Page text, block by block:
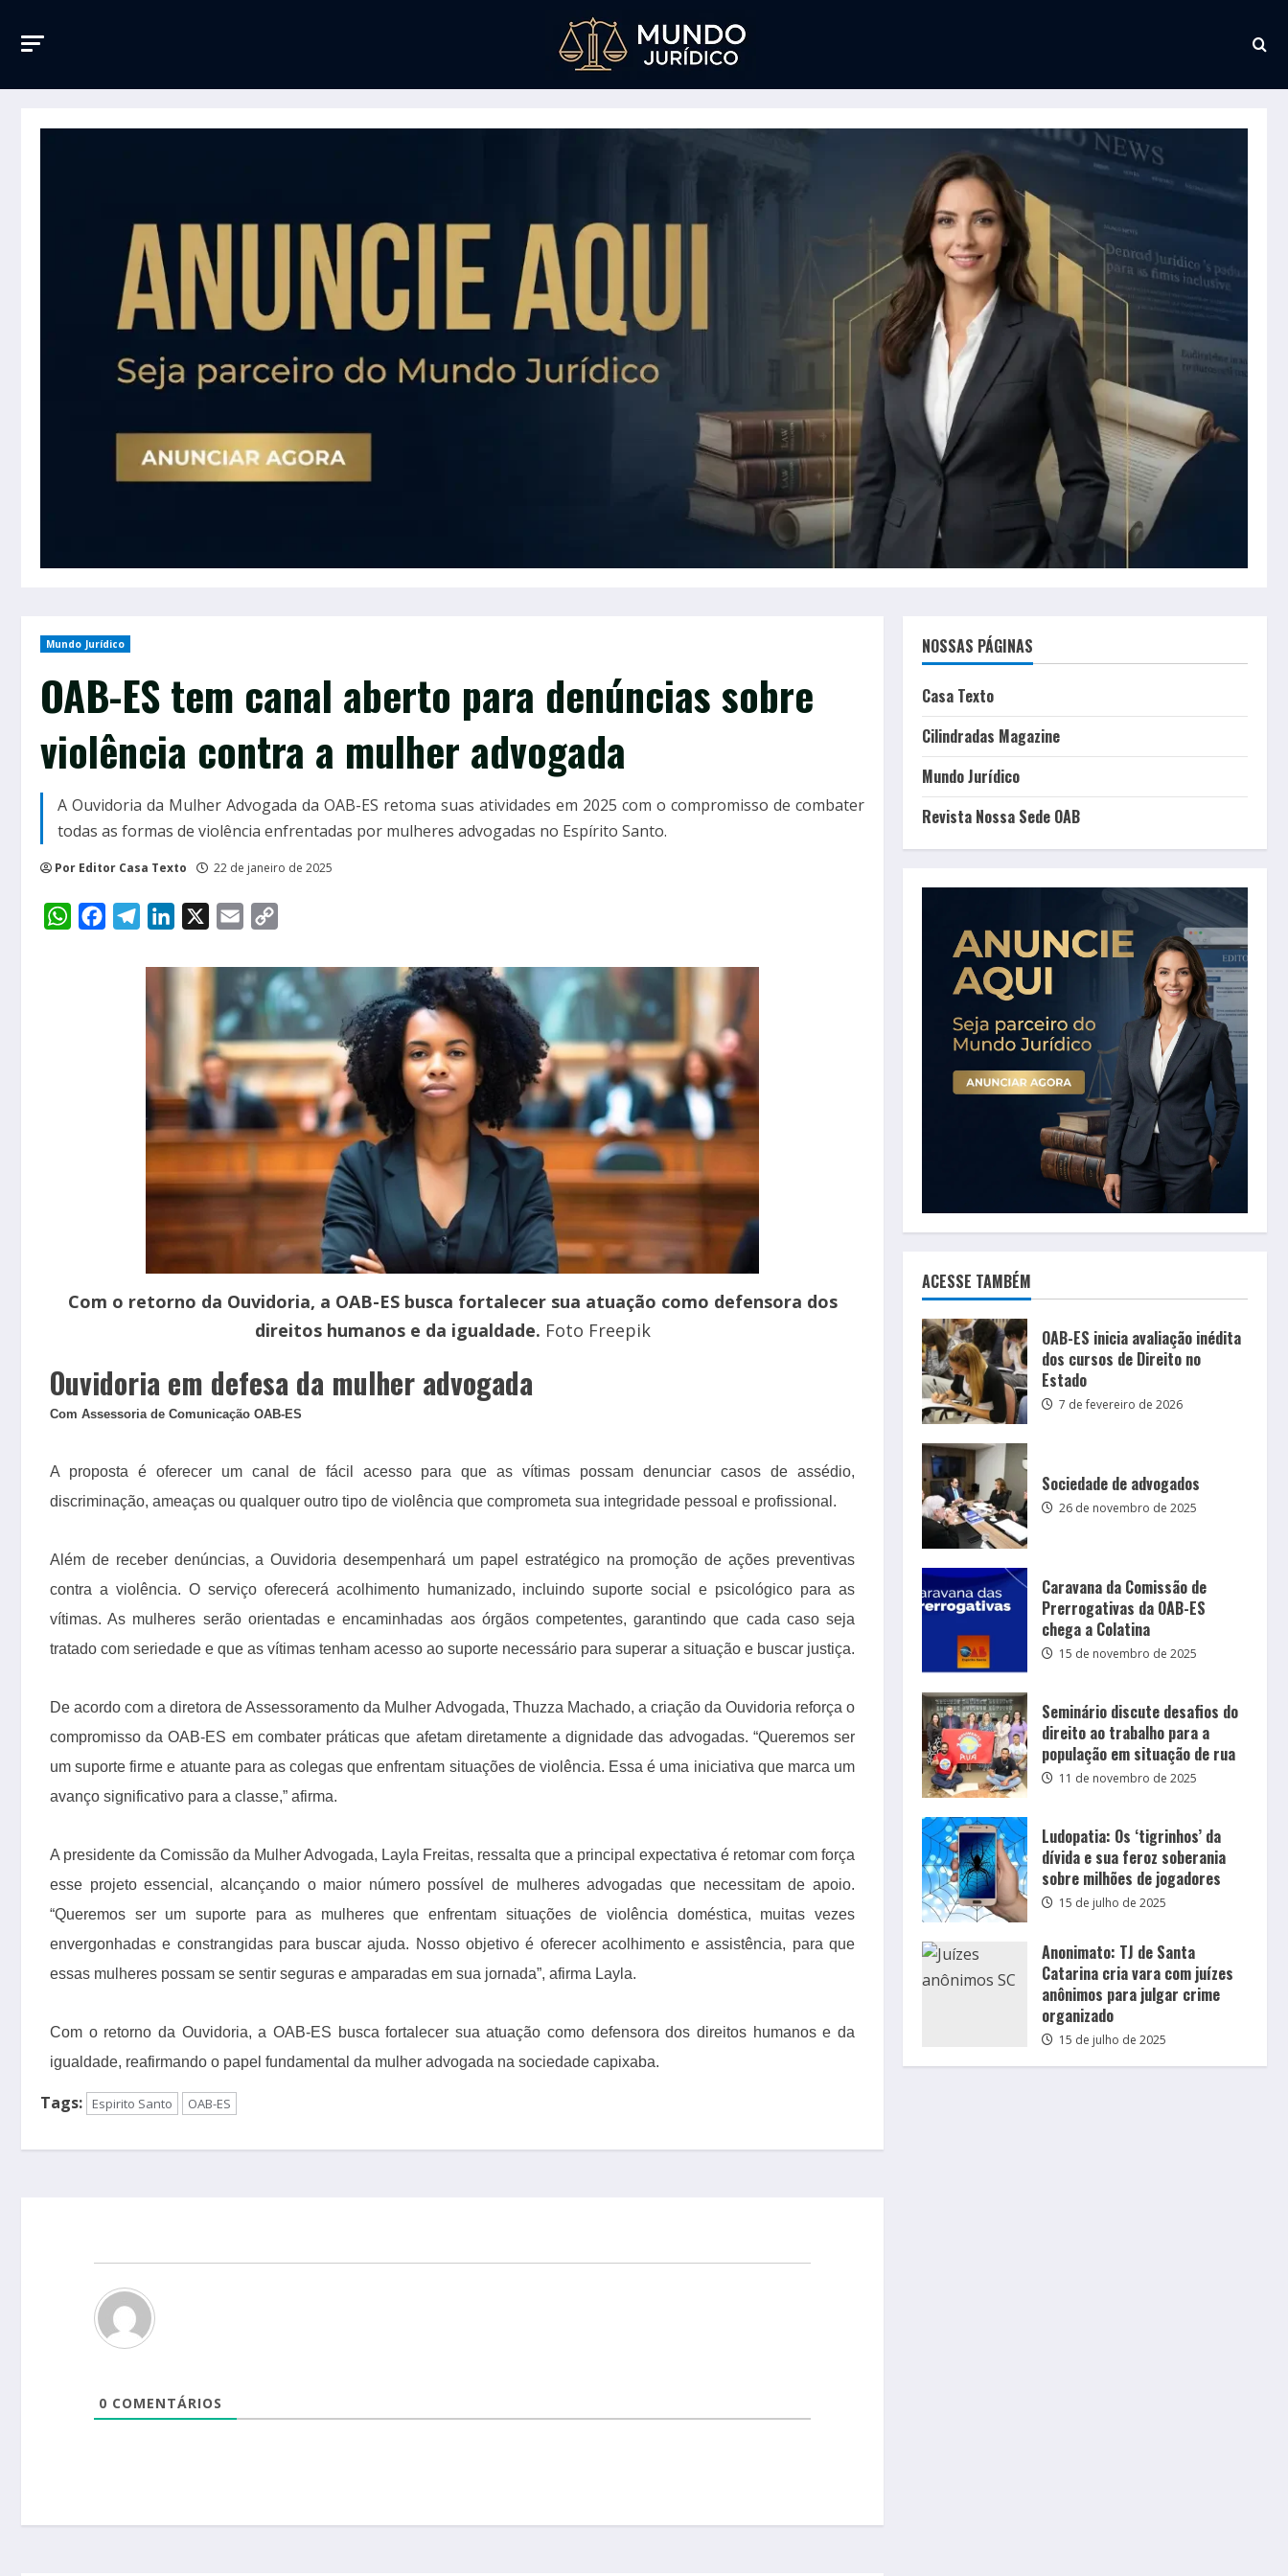
Mundo Jurídico
OAB-ES tem canal aberto para denúncias sobre
violência contra a mulher advogada
A Ouvidoria da Mulher Advogada da OAB-ES retoma suas atividades em 2025 com o compromisso de combater
todas as formas de violência enfrentadas por mulheres advogadas no Espírito Santo.
Por Editor Casa Texto 22 de janeiro de 2025
WhatsAppFacebookTelegramLinkedIn Email
Com o retorno da Ouvidoria, a OAB-ES busca fortalecer sua atuação como defensora dos
direitos humanos e da igualdade. Foto Freepik
Ouvidoria em defesa da mulher advogada
Com Assessoria de Comunicação OAB-ES
A proposta é oferecer um canal de fácil acesso para que as vítimas possam denunciar casos de assédio,
discriminação, ameaças ou qualquer outro tipo de violência que comprometa sua integridade pessoal e profissional.
Além de receber denúncias, a Ouvidoria desempenhará um papel estratégico na promoção de ações preventivas
contra a violência. O serviço oferecerá acolhimento humanizado, incluindo suporte social e psicológico para as
vítimas. As mulheres serão orientadas e encaminhadas aos órgãos competentes, garantindo que cada caso seja
tratado com seriedade e que as vítimas tenham acesso ao suporte necessário para superar a situação e buscar justiça.
De acordo com a diretora de Assessoramento da Mulher Advogada, Thuzza Machado, a criação da Ouvidoria reforça o
compromisso da OAB-ES em combater práticas que afetam diretamente a dignidade das advogadas. “Queremos ser
um suporte firme e atuante para as colegas que enfrentam situações de violência. Essa é uma iniciativa que marca um
avanço significativo para a classe,” afirma.
A presidente da Comissão da Mulher Advogada, Layla Freitas, ressalta que a principal expectativa é retomar com força
esse projeto essencial, alcançando o maior número possível de mulheres advogadas que necessitam de apoio.
“Queremos ser um suporte para as mulheres que enfrentam situações de violência doméstica, muitas vezes
envergonhadas e constrangidas para buscar ajuda. Nosso objetivo é oferecer acolhimento e assistência, para que
essas mulheres possam se sentir seguras e amparadas em sua jornada”, afirma Layla.
Com o retorno da Ouvidoria, a OAB-ES busca fortalecer sua atuação como defensora dos direitos humanos e da
igualdade, reafirmando o papel fundamental da mulher advogada na sociedade capixaba.
Tags: Espirito Santo OAB-ES
0 COMENTÁRIOS
NOSSAS PÁGINAS
Casa Texto
Cilindradas Magazine
Mundo Jurídico
Revista Nossa Sede OAB
ACESSE TAMBÉM
OAB-ES inicia avaliação inédita
dos cursos de Direito no
Estado
7 de fevereiro de 2026
Sociedade de advogados
26 de novembro de 2025
Caravana da Comissão de
Prerrogativas da OAB-ES
chega a Colatina
15 de novembro de 2025
Seminário discute desafios do
direito ao trabalho para a
população em situação de rua
11 de novembro de 2025
Ludopatia: Os ‘tigrinhos’ da
dívida e sua feroz soberania
sobre milhões de jogadores
15 de julho de 2025
Anonimato: TJ de Santa
Catarina cria vara com juízes
anônimos para julgar crime
organizado
15 de julho de 2025